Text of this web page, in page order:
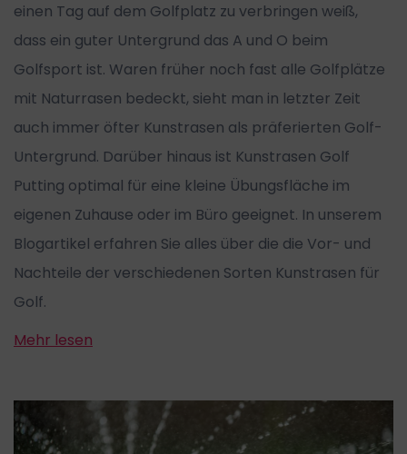
einen Tag auf dem Golfplatz zu verbringen weiß,
dass ein guter Untergrund das A und O beim
Golfsport ist. Waren früher noch fast alle Golfplätze
mit Naturrasen bedeckt, sieht man in letzter Zeit
auch immer öfter Kunstrasen als präferierten Golf-
Untergrund. Darüber hinaus ist Kunstrasen Golf
Putting optimal für eine kleine Übungsfläche im
eigenen Zuhause oder im Büro geeignet. In unserem
Blogartikel erfahren Sie alles über die die Vor- und
Nachteile der verschiedenen Sorten Kunstrasen für
Golf.
Mehr lesen